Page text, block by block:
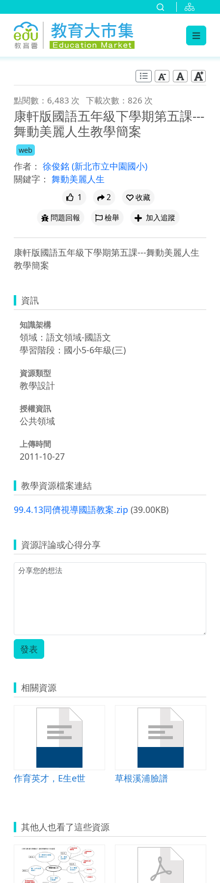
點閱數：6,483 次 下載次數：826 次
康軒版國語五年級下學期第五課---
舞動美麗人生教學簡案
web
作者： 徐俊銘 (新北市立中園國小)
關鍵字： 舞動美麗人生
1 2
收藏
問題回報
檢舉 加入追蹤
康軒版國語五年級下學期第五課---舞動美麗人生
教學簡案
資訊
知識架構
領域：語文領域-國語文
學習階段：國小5-6年級(三)
資源類型
教學設計
授權資訊
公共領域
上傳時間
2011-10-27
教學資源檔案連結
99.4.13同儕視導國語教案.zip (39.00KB)
資源評論或心得分享
發表
相關資源
作育英才，E生e世 草根溪浦臉譜
其他人也看了這些資源